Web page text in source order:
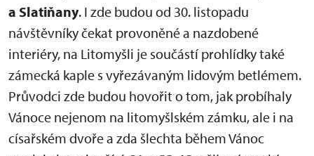
a Slatiňany. I zde budou od 30. listopadu
návštěvníky čekat provoněné a nazdobené
interiéry, na Litomyšli je součástí prohlídky také
zámecká kaple s vyřezávaným lidovým betlémem.
Průvodci zde budou hovořit o tom, jak probíhaly
Vánoce nejenom na litomyšlském zámku, ale i na
císařském dvoře a zda šlechta během Vánoc